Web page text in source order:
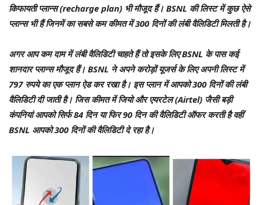
किफायती प्लान्स (recharge plan) भी मौजूद हैं। BSNL की लिस्ट में कुछ ऐसे
प्लान्स भी हैं जिनमें का सबसे कम कीमत में 300 दिनों की लंबी वैलिडिटी मिलती है।
अगर आप कम दाम में लंबी वैलिडिटी चाहते हैं तो इसके लिए BSNL के पास कई
शानदार प्लान्स मौजूद हैं। BSNL ने अपने करोड़ों यूजर्स के लिए अपनी लिस्ट में
797 रुपये का एक प्लान ऐड कर रखा है। इस प्लान में आपको 300 दिनों की लंबी
वैलिडिटी दी जाती है। जिस कीमत में जियो और एयरटेल (Airtel) जैसी बड़ी
कंपनियां आपको सिर्फ 84 दिन या फिर 90 दिन की वैलिडिटी ऑफर करती है वहीं
BSNL आपको 300 दिनों की वैलिडिटी दे रहा है।